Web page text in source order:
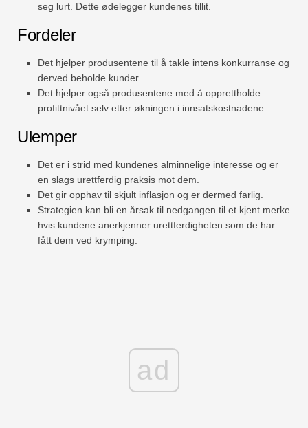
seg lurt. Dette ødelegger kundenes tillit.
Fordeler
Det hjelper produsentene til å takle intens konkurranse og
derved beholde kunder.
Det hjelper også produsentene med å opprettholde
profittnivået selv etter økningen i innsatskostnadene.
Ulemper
Det er i strid med kundenes alminnelige interesse og er
en slags urettferdig praksis mot dem.
Det gir opphav til skjult inflasjon og er dermed farlig.
Strategien kan bli en årsak til nedgangen til et kjent merke
hvis kundene anerkjenner urettferdigheten som de har
fått dem ved krymping.
ad